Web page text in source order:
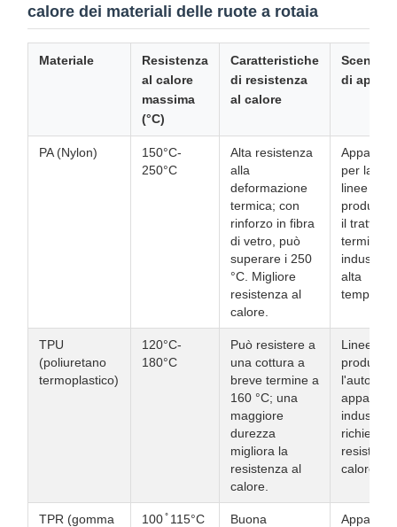
calore dei materiali delle ruote a rotaia
Materiale
Resistenza
al calore
massima
(°C)
Caratteristiche
di resistenza
al calore
Scenari
di
PA (Nylon)
150°C-
250°C
Alta resistenza
alla
deformazione
termica; con
rinforzo in fibra
di vetro, può
superare i 250
°C. Migliore
resistenza al
calore.
per la
linee di
il
termico,
alta
TPU
(poliuretano
termoplastico)
120°C-
180°C
Può resistere a
una cottura a
breve termine a
160 °C; una
maggiore
durezza
migliora la
resistenza al
calore.
Linee di
calore
TPR (gomma
100 ̊ 115°C
Buona